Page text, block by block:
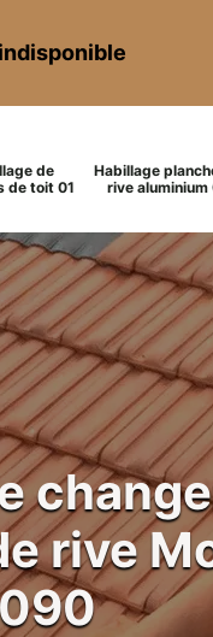
indisponible
de
de toit 01
Habillage
rive aluminium
rive